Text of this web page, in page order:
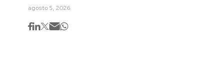
agosto 5, 2026